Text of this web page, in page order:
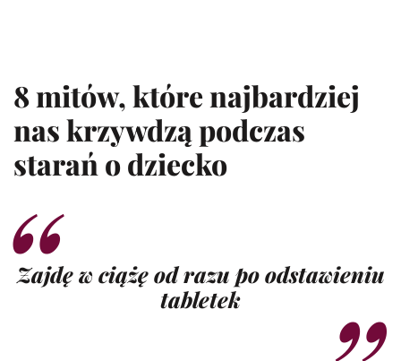
8 mitów, które najbardziej
nas krzywdzą podczas
starań o dziecko
Zajdę w ciążę od razu po odstawieniu
tabletek